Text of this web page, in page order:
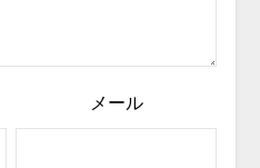
メール